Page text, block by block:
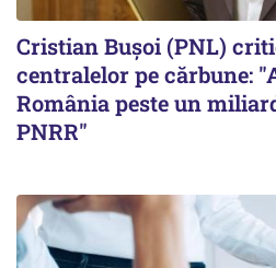
Cristian Bușoi (PNL)
centralelor pe cărbune:
România peste un
PNRR"